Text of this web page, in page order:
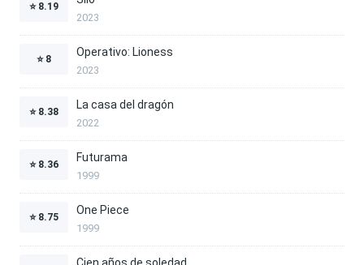
⭐ 8.19
2023
⭐ 8
Operativo: Lioness
2023
⭐ 8.38
La casa del dragón
2022
⭐ 8.36
Futurama
1999
⭐ 8.75
One Piece
1999